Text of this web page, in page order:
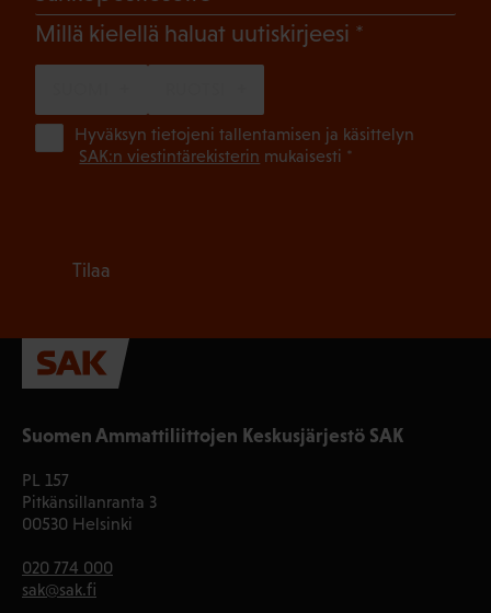
Suomen Ammattiliittojen Keskusjärjestö SAK
PL 157
Pitkänsillanranta 3
00530 Helsinki
020 774 000
sak@sak.fi
Millä kielellä haluat uutiskirjeesi (Pakollinen)
Hyväksyn tietojeni tallentamisen ja käsittelyn
SAK:n viestintärekisterin mukaisesti *
Tilaa